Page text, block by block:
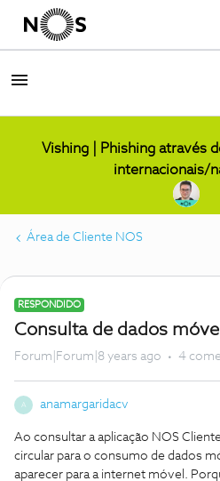
Vishing | Phishing através
internacionais/
Área de Cliente NOS
RESPONDIDO
Consulta de dados
Forum|Forum|8 years ago 4
A anamargaridacv
Ao consultar a aplicação NOS
circular para o consumo de dados
aparecer para a internet móvel.